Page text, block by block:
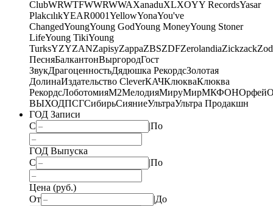
ClubWRWTFWWRWWAXanaduXLXOYY RecordsYasar
PlakcılıkYEAR0001YellowYonaYou've
ChangedYoungYoung GodYoung MoneyYoung Stoner
LifeYoung TikiYoung
TurksYZYZANZapisyZappaZBSZDFZerolandiaZickzack
ПесняБалкантонВыргородГост
ЗвукДрагоценностьДядюшка РекордсЗолотая
ДолинаИздательство CleverКАЧКлюкваКлюква
РекордсЛоботомияМ2МелодияМируМирМКФОНОрфей
ВЫХОДПСГСибирьСияниеУльтраУльтра Продакшн
ГОД Записи
С
|По
ГОД Выпуска
С
|По
Цена (руб.)
От
|До